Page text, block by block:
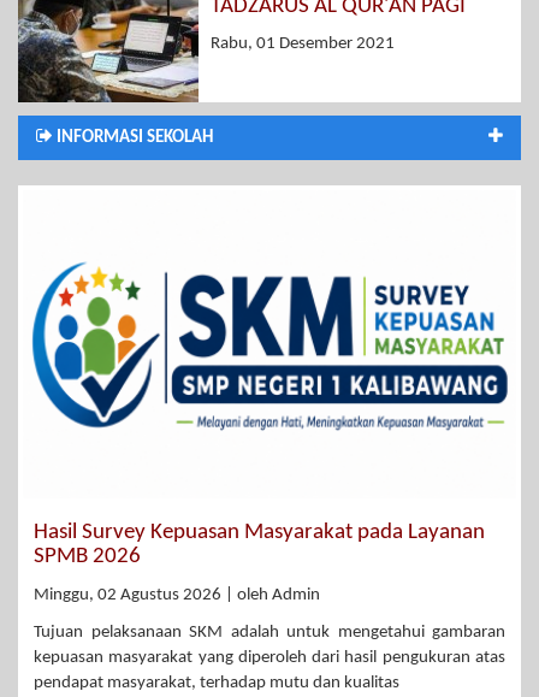
TADZARUS AL QUR'AN PAGI
Rabu, 01 Desember 2021
INFORMASI SEKOLAH
Hasil Survey Kepuasan Masyarakat pada Layanan
SPMB 2026
Minggu, 02 Agustus 2026 | oleh Admin
Tujuan pelaksanaan SKM adalah untuk mengetahui gambaran
kepuasan masyarakat yang diperoleh dari hasil pengukuran atas
pendapat masyarakat, terhadap mutu dan kualitas